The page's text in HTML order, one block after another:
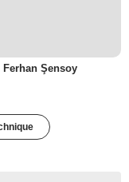
Ferhan Şensoy